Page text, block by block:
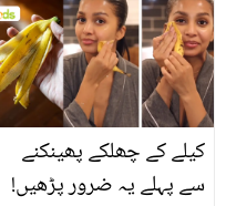
بتائے راز
کیلے کے چھلکے پھینکنے
سے پہلے یہ ضرور پڑھیں!